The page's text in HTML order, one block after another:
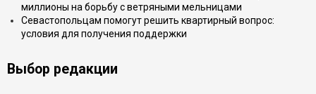
миллионы на борьбу с ветряными мельницами
Севастопольцам помогут решить квартирный вопрос:
условия для получения поддержки
Выбор редакции